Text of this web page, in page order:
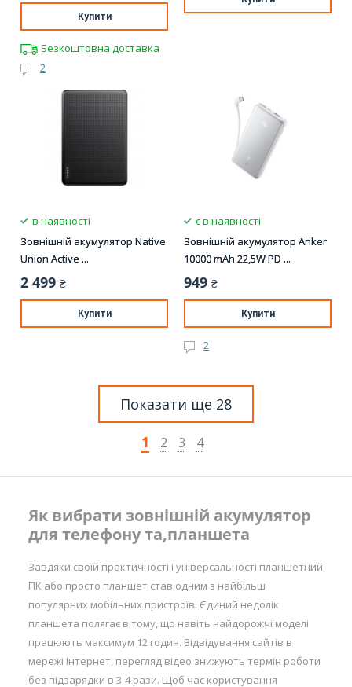
Купити
Безкоштовна доставка
2
в наявності
Зовнішній акумулятор Native
Union Active ...
2 499 ₴
Купити
є в наявності
Зовнішній акумулятор Anker
10000 mAh 22,5W PD ...
949 ₴
Купити
2
Показати ще 28
1
2 3 4
Як вибрати зовнішній акумулятор
для телефону та,планшета
Завдяки своїй практичності і універсальності планшетний
ПК або просто планшет став одним з найбільш
популярних мобільних пристроїв. Єдиний недолік
планшета полягає в тому, що навіть найдорожчі моделі
працюють максимум 12 годин. Відвідування сайтів в
мережі Інтернет, перегляд відео знижують термін роботи
без підзарядки в 3-4 рази. Щоб час користування